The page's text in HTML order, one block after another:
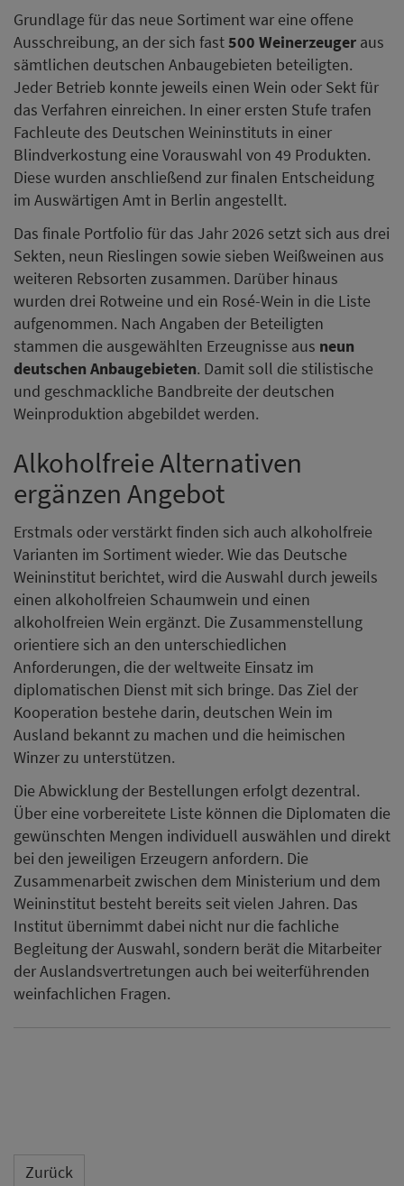
Grundlage für das neue Sortiment war eine offene
Ausschreibung, an der sich fast500 Weinerzeuger aus
sämtlichen deutschen Anbaugebieten beteiligten.
Jeder Betrieb konnte jeweils einen Wein oder Sekt für
das Verfahren einreichen. In einer ersten Stufe trafen
Fachleute des Deutschen Weininstituts in einer
Blindverkostung eine Vorauswahl von 49 Produkten.
Diese wurden anschließend zur finalen Entscheidung
im Auswärtigen Amt in Berlin angestellt.
Das finale Portfolio für das Jahr 2026 setzt sich aus drei
Sekten, neun Rieslingen sowie sieben Weißweinen aus
weiteren Rebsorten zusammen. Darüber hinaus
wurden drei Rotweine und ein Rosé-Wein in die Liste
aufgenommen. Nach Angaben der Beteiligten
stammen die ausgewählten Erzeugnisse aus neun
deutschen Anbaugebieten. Damit soll die stilistische
und geschmackliche Bandbreite der deutschen
Weinproduktion abgebildet werden.
Alkoholfreie Alternativen
ergänzen Angebot
Erstmals oder verstärkt finden sich auch alkoholfreie
Varianten im Sortiment wieder. Wie das Deutsche
Weininstitut berichtet, wird die Auswahl durch jeweils
einen alkoholfreien Schaumwein und einen
alkoholfreien Wein ergänzt. Die Zusammenstellung
orientiere sich an den unterschiedlichen
Anforderungen, die der weltweite Einsatz im
diplomatischen Dienst mit sich bringe. Das Ziel der
Kooperation bestehe darin, deutschen Wein im
Ausland bekannt zu machen und die heimischen
Winzer zu unterstützen.
Die Abwicklung der Bestellungen erfolgt dezentral.
Über eine vorbereitete Liste können die Diplomaten die
gewünschten Mengen individuell auswählen und direkt
bei den jeweiligen Erzeugern anfordern. Die
Zusammenarbeit zwischen dem Ministerium und dem
Weininstitut besteht bereits seit vielen Jahren. Das
Institut übernimmt dabei nicht nur die fachliche
Begleitung der Auswahl, sondern berät die Mitarbeiter
der Auslandsvertretungen auch bei weiterführenden
weinfachlichen Fragen.
Zurück